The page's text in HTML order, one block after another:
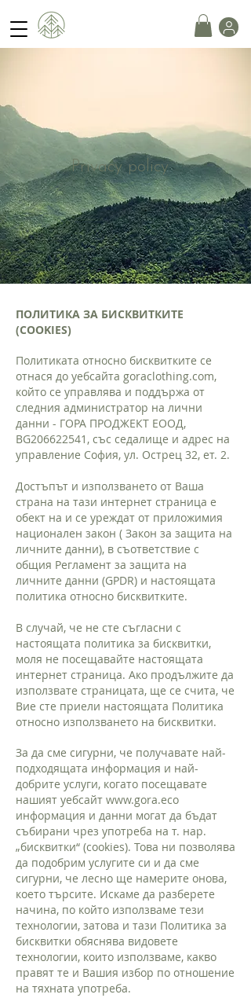
Privacy policy
ПОЛИТИКА ЗА БИСКВИТКИТЕ
(COOKIES)
Политиката относно бисквитките се
отнася до уебсайта goraclothing.com,
който се управлява и поддържа от
следния администратор на лични
данни - ГОРА ПРОДЖЕКТ ЕООД,
BG206622541, със седалище и адрес на
управление София, ул. Острец 32, ет. 2.
Достъпът и използването от Ваша
страна на тази интернет страница е
обект на и се уреждат от приложимия
национален закон ( Закон за защита на
личните данни), в съответствие с
общия Регламент за защита на
личните данни (GPDR) и настоящата
политика относно бисквитките.
В случай, че не сте съгласни с
настоящата политика за бисквитки,
моля не посещавайте настоящата
интернет страница. Ако продължите да
използвате страницата, ще се счита, че
Вие сте приели настоящата Политика
относно използването на бисквитки.
За да сме сигурни, че получавате най-
подходящата информация и най-
добрите услуги, когато посещавате
нашият уебсайт www.gora.eco
информация и данни могат да бъдат
събирани чрез употреба на т. нар.
„бисквитки“ (cookies). Това ни позволява
да подобрим услугите си и да сме
сигурни, че лесно ще намерите онова,
което търсите. Искаме да разберете
начина, по който използваме тези
технологии, затова и тази Политика за
бисквитки обяснява видовете
технологии, които използваме, какво
правят те и Вашия избор по отношение
на тяхната употреба.